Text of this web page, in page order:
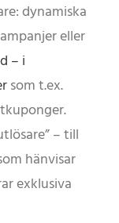
dynamiska
eller
– i
som t.ex.
– till
hänvisar
exklusiva